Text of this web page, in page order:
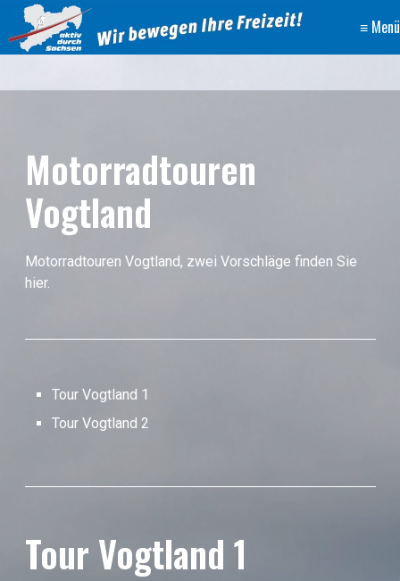
≡ Menü
Motorradtouren
Vogtland
Motorradtouren Vogtland, zwei Vorschläge finden Sie
hier.
Tour Vogtland 1
Tour Vogtland 2
Tour Vogtland 1